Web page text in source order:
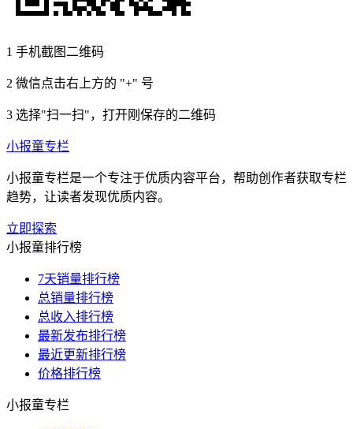
1 手机截图二维码
2 微信点击右上方的 "+" 号
3 选择"扫一扫"，打开刚保存的二维码
小报童专栏
小报童专栏是一个专注于优质内容平台，帮助创作者获取专栏
趋势，让读者发现优质内容。
立即探索
小报童排行榜
7天销量排行榜
总销量排行榜
总收入排行榜
最新发布排行榜
最近更新排行榜
价格排行榜
小报童专栏